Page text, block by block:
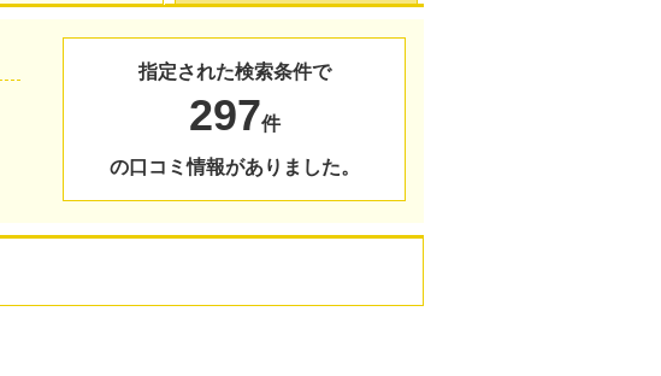
指定された検索条件で
297件
の口コミ情報がありました。